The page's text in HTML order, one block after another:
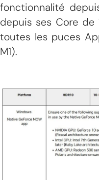
fonctionnalité
depuis ses Core de
toutes les puces
M1).